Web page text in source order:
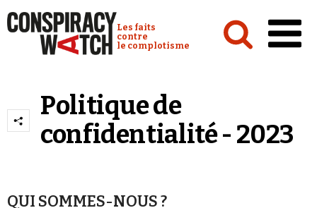
Conspiracy Watch :
Les faits
contre
le complotisme
Analyses
Conspipédia
Émissions
Politique de
confidentialité - 2023
QUI SOMMES-NOUS ?